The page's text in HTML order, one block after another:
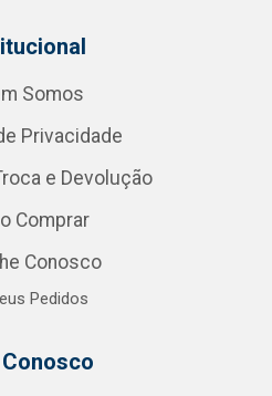
Somos
Privacidade
e Devolução
Comprar
Conosco
Pedidos